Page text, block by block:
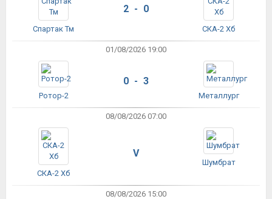
Спартак Тм
2 - 0
СКА-2 Хб
01/08/2026 19:00
Ротор-2
0 - 3
Металлург
08/08/2026 07:00
СКА-2 Хб
V
Шумбрат
08/08/2026 15:00